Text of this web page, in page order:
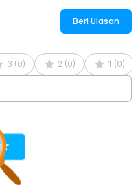
Beri Ulasan
3 (0) 2 (0) 1 (0)